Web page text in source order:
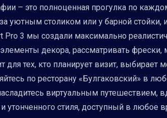
– это полноценная прогулка по
уютным столиком или у барной стойки,
3 мы создали максимально
декора, рассматривать
тех, кто планирует визит, выбирает
по ресторану «Булгаковский» в
виртуальным путешествием,
стиля, доступный в любое